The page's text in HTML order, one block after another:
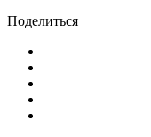
Поделиться